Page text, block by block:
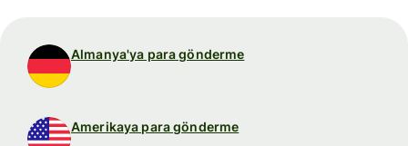
Almanya'ya para gönderme
Amerikaya para gönderme